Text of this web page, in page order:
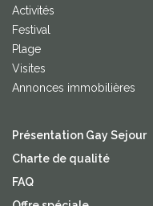
Activités
Festival
Plage
Visites
Annonces immobilières
Présentation Gay Sejour
Charte de qualité
FAQ